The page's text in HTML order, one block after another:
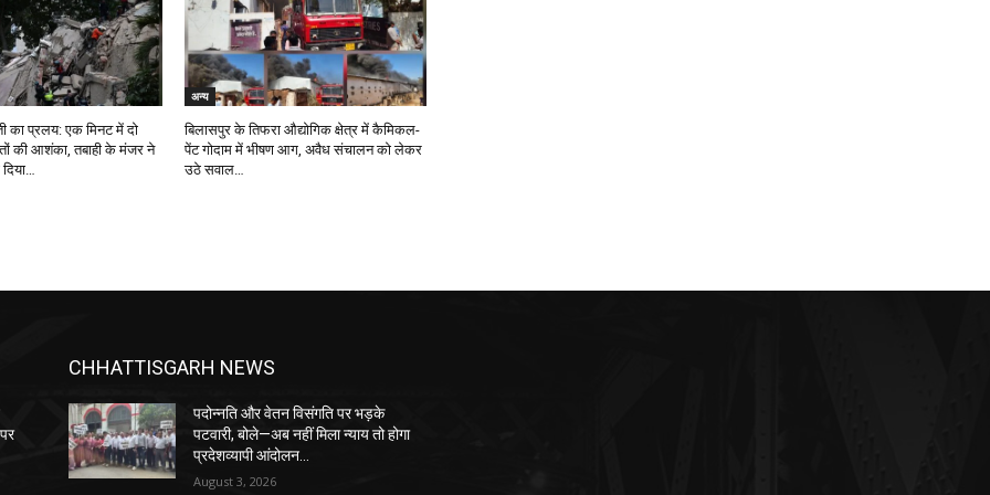
का प्रलय: एक मिनट में दो
की आशंका, तबाही के मंजर ने
अन्य
बिलासपुर के तिफरा औद्योगिक क्षेत्र में कैमिकल-
पेंट गोदाम में भीषण आग, अवैध संचालन को लेकर
उठे सवाल…
CHHATTISGARH NEWS
पदोन्नति और वेतन विसंगति पर भड़के
पटवारी, बोले—अब नहीं मिला न्याय तो होगा
प्रदेशव्यापी आंदोलन…
August 3, 2026